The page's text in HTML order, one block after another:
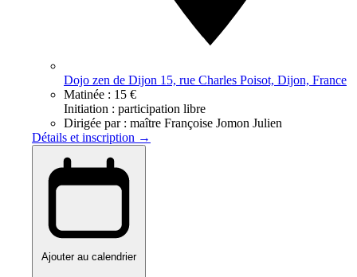
Dojo zen de Dijon 15, rue Charles Poisot, Dijon, France
Matinée : 15 €
Initiation : participation libre
Dirigée par : maître Françoise Jomon Julien
Détails et inscription →
Ajouter au calendrier